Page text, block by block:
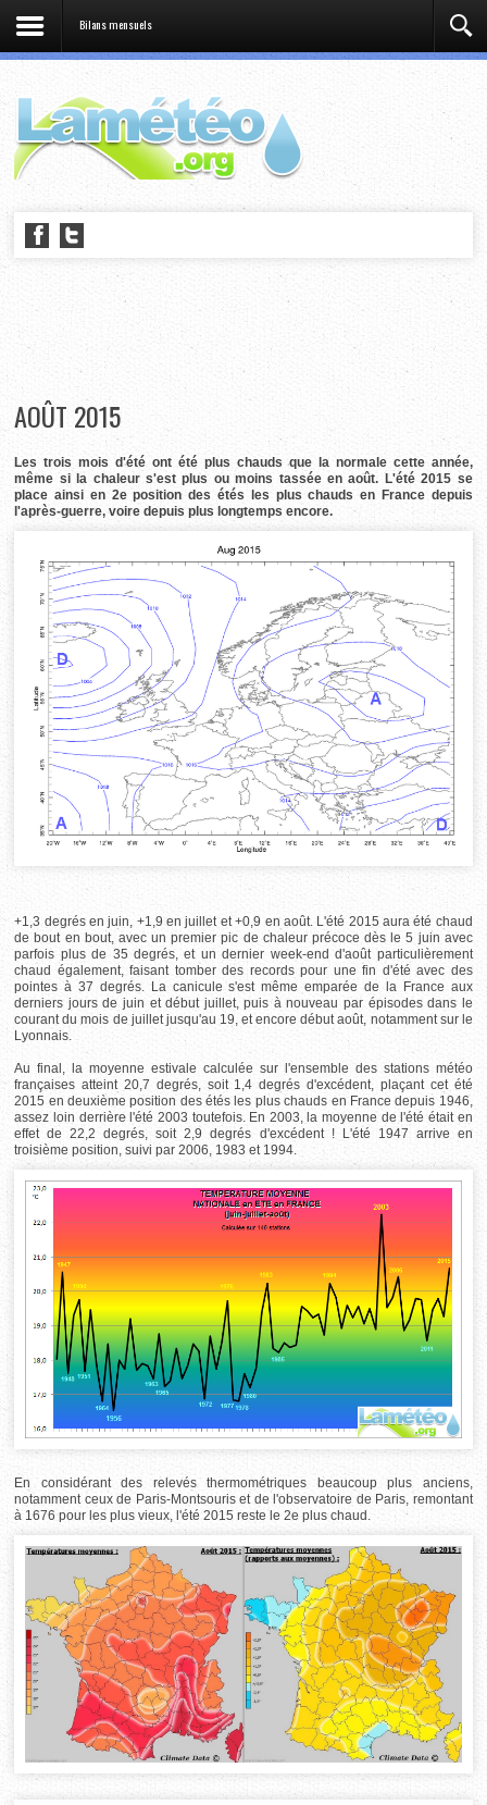
Bilans mensuels
AOÛT 2015
Les trois mois d'été ont été plus chauds que la normale cette année,
même si la chaleur s'est plus ou moins tassée en août. L'été 2015 se
place ainsi en 2e position des étés les plus chauds en France depuis
l'après-guerre, voire depuis plus longtemps encore.
+1,3 degrés en juin, +1,9 en juillet et +0,9 en août. L'été 2015 aura été chaud
de bout en bout, avec un premier pic de chaleur précoce dès le 5 juin avec
parfois plus de 35 degrés, et un dernier week-end d'août particulièrement
chaud également, faisant tomber des records pour une fin d'été avec des
pointes à 37 degrés. La canicule s'est même emparée de la France aux
derniers jours de juin et début juillet, puis à nouveau par épisodes dans le
courant du mois de juillet jusqu'au 19, et encore début août, notamment sur le
Lyonnais.
Au final, la moyenne estivale calculée sur l'ensemble des stations météo
françaises atteint 20,7 degrés, soit 1,4 degrés d'excédent, plaçant cet été
2015 en deuxième position des étés les plus chauds en France depuis 1946,
assez loin derrière l'été 2003 toutefois. En 2003, la moyenne de l'été était en
effet de 22,2 degrés, soit 2,9 degrés d'excédent ! L'été 1947 arrive en
troisième position, suivi par 2006, 1983 et 1994.
En considérant des relevés thermométriques beaucoup plus anciens,
notamment ceux de Paris-Montsouris et de l'observatoire de Paris, remontant
à 1676 pour les plus vieux, l'été 2015 reste le 2e plus chaud.